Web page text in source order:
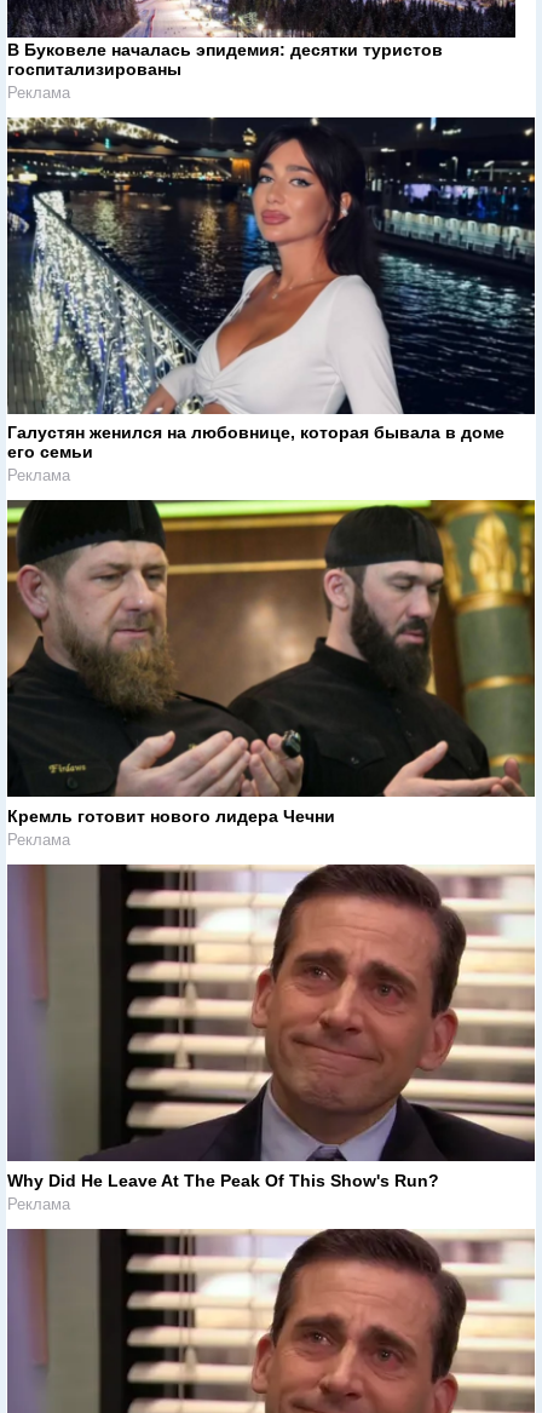
В Буковеле началась эпидемия: десятки туристов
госпитализированы
Реклама
Галустян женился на любовнице, которая бывала в доме
его семьи
Реклама
Кремль готовит нового лидера Чечни
Реклама
Why Did He Leave At The Peak Of This Show's Run?
Реклама